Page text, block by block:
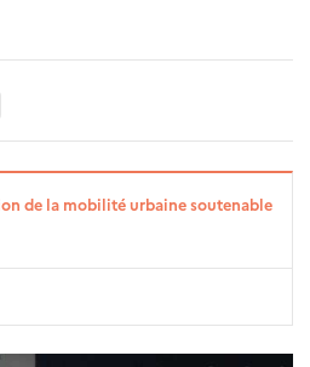
de la mobilité urbaine soutenable